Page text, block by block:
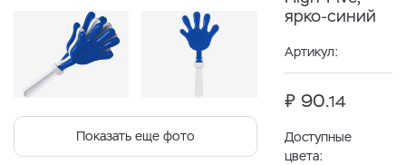
Показать еще фото
ярко-синий
Артикул:
₽ 90.14
Доступные
цвета: